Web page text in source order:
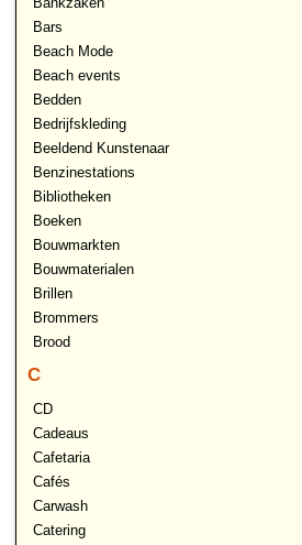
Bars
Beach Mode
Beach events
Bedden
Bedrijfskleding
Beeldend Kunstenaar
Benzinestations
Bibliotheken
Boeken
Bouwmarkten
Bouwmaterialen
Brillen
Brommers
Brood
C
CD
Cadeaus
Cafetaria
Cafés
Carwash
Catering